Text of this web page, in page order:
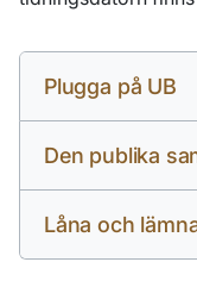
Plugga på UB
Den publika
Låna och